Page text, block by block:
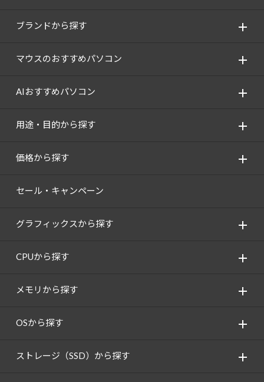
ブランドから探す
マウスのおすすめパソコン
AIおすすめパソコン
用途・目的から探す
価格から探す
セール・キャンペーン
グラフィックスから探す
CPUから探す
メモリから探す
OSから探す
ストレージ（SSD）から探す